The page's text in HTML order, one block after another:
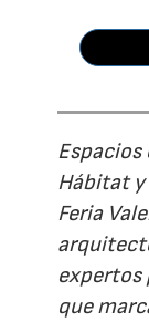
Espacios
Hábitat y
Feria
expertos
que